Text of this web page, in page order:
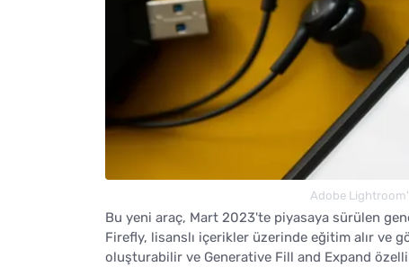
Adobe
Bu yeni araç, Mart 2023'te piyasaya sürülen
Firefly, lisanslı içerikler üzerinde eğitim alır ve
oluşturabilir ve Generative Fill and Expand